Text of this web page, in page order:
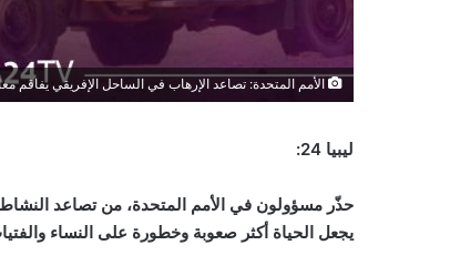
الأمم المتحدة: تصاعد الإرهاب في الساحل الإفريقي يفاقم
ليبيا 24:
حذّر مسؤولون في الأمم المتحدة، من تصاعد
يجعل الحياة أكثر صعوبة وخطورة على النساء